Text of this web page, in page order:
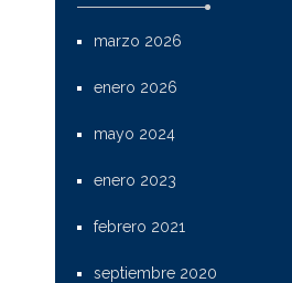
marzo 2026
enero 2026
mayo 2024
enero 2023
febrero 2021
septiembre 2020